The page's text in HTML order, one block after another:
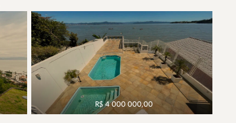
R$ 4 000 000,00